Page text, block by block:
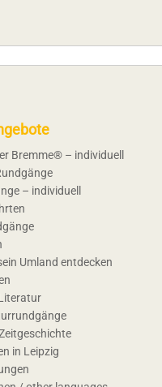
Bremme® – individuell
– individuell
Umland entdecken
in Leipzig